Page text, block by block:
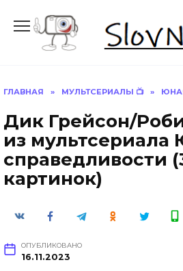
содержанию
ГЛАВНАЯ » МУЛЬТСЕРИАЛЫ 📺 »
Дик Грейсон/
из мультсериала
справедливости
картинок)
ОПУБЛИКОВАНО
16.11.2023